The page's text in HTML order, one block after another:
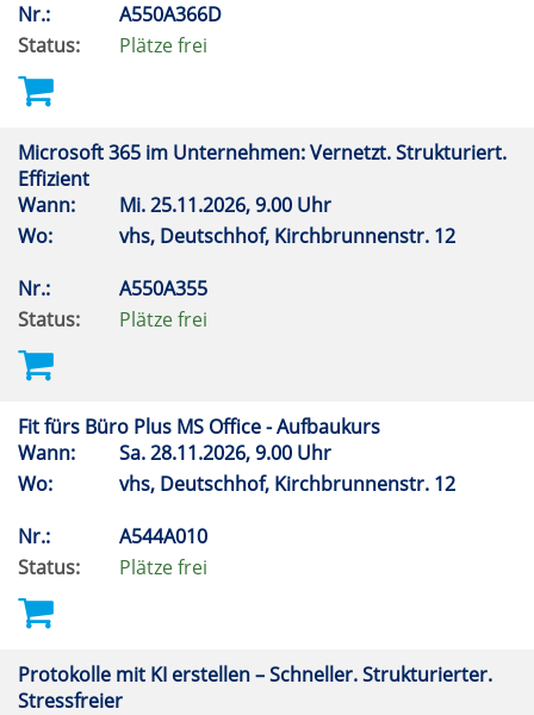
Nr.:
A550A366D
Status:
Plätze frei
Microsoft 365 im Unternehmen: Vernetzt. Strukturiert.
Effizient
Wann:
Mi.25.11.2026, 9.00 Uhr
Wo:
vhs, Deutschhof, Kirchbrunnenstr. 12
Nr.:
A550A355
Status:
Plätze frei
Fit fürs Büro Plus MS Office - Aufbaukurs
Wann:
Sa.28.11.2026, 9.00 Uhr
Wo:
vhs, Deutschhof, Kirchbrunnenstr. 12
Nr.:
A544A010
Status:
Plätze frei
Protokolle mit KI erstellen – Schneller. Strukturierter.
Stressfreier